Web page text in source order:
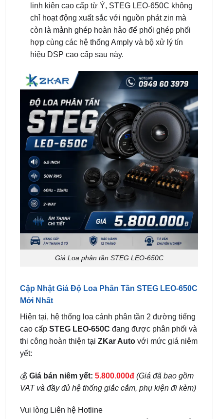
còn là mảnh ghép hoàn hảo để phối ghép phối
hợp cùng các hệ thống Amply và bộ xử lý tín
hiệu DSP cao cấp sau này.
Giá Loa phân tần STEG LEO-650C
Cập Nhật Giá Độ Loa Phân Tần STEG LEO-650C
Hiện tại, hệ thống loa cánh phân tần 2 đường tiếng
cao cấpSTEG LEO-650C
thi công hoàn thiện tạiZKar Autovới mức giá niêm
yết:
💰Giá bán niêm yết:
Vui lòng Liên hệ Hotline
viên ZKar Auto tư vấn nhanh!